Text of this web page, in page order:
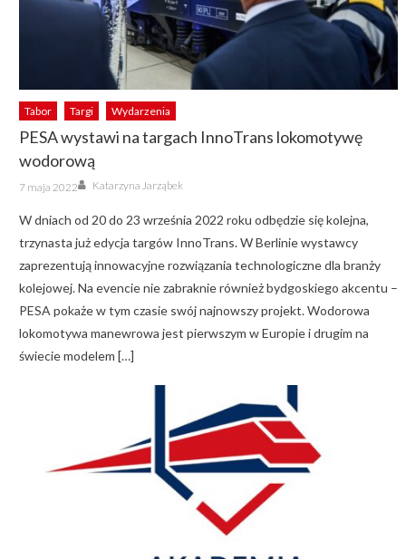
Tabor Targi Wydarzenia
PESA wystawi na targach InnoTrans lokomotywę
wodorową
Posted
on
7 maja 2022 Author
Katarzyna Jarząbek
W dniach od 20 do 23 września 2022 roku odbędzie się kolejna,
trzynasta już edycja targów InnoTrans. W Berlinie wystawcy
zaprezentują innowacyjne rozwiązania technologiczne dla branży
kolejowej. Na evencie nie zabraknie również bydgoskiego akcentu –
PESA pokaże w tym czasie swój najnowszy projekt. Wodorowa
lokomotywa manewrowa jest pierwszym w Europie i drugim na
świecie modelem […]